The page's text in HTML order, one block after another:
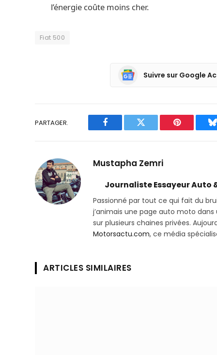
l’énergie coûte moins cher.
Fiat 500
Suivre sur Google
PARTAGER.
Facebook Twitter Pinterest
Mustapha Zemri
Journaliste Essayeur Auto
Passionné par tout ce qui fait du
j’animais une page auto moto
sur plusieurs chaines privées.
Motorsactu.com, ce média
ARTICLES SIMILAIRES